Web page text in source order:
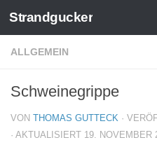
Zum Inhalt springen
Strandgucker
ALLGEMEIN
Schweinegrippe
VON THOMAS GUTTECK ·
· AKTUALISIERT 19. NOVEMBER